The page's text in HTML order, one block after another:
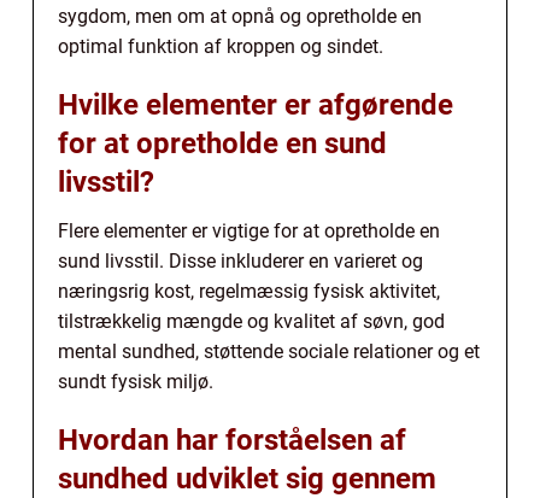
sygdom, men om at opnå og opretholde en
optimal funktion af kroppen og sindet.
Hvilke elementer er afgørende
for at opretholde en sund
livsstil?
Flere elementer er vigtige for at opretholde en
sund livsstil. Disse inkluderer en varieret og
næringsrig kost, regelmæssig fysisk aktivitet,
tilstrækkelig mængde og kvalitet af søvn, god
mental sundhed, støttende sociale relationer og et
sundt fysisk miljø.
Hvordan har forståelsen af
sundhed udviklet sig gennem